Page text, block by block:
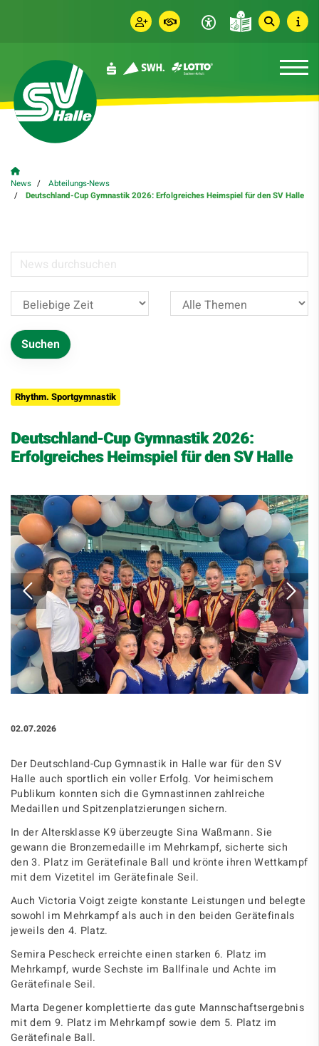
News
Abteilungs-News
Deutschland-Cup Gymnastik 2026: Erfolgreiches Heimspiel für den SV Halle
Rhythm. Sportgymnastik
Deutschland-Cup Gymnastik 2026:
Erfolgreiches Heimspiel für den SV Halle
02.07.2026
Der Deutschland-Cup Gymnastik in Halle war für den SV
Halle auch sportlich ein voller Erfolg. Vor heimischem
Publikum konnten sich die Gymnastinnen zahlreiche
Medaillen und Spitzenplatzierungen sichern.
In derAltersklasse K9 überzeugte Sina Waßmann. Sie
gewann die Bronzemedaille im Mehrkampf, sicherte sich
den3. Platz im Gerätefinale Ball und krönte ihren Wettkampf
mit dem Vizetitel im Gerätefinale Seil.
Auch Victoria Voigtzeigte konstante Leistungen und belegte
sowohl im Mehrkampfals auch in den beiden Gerätefinals
jeweils den 4. Platz.
Semira Pescheck erreichte einen starken 6. Platz im
Mehrkampf, wurdeSechste im Ballfinale und Achte im
Gerätefinale Seil.
Marta Degener komplettierte das gute Mannschaftsergebnis
mit dem 9. Platz im Mehrkampf sowie dem 5. Platz im
Gerätefinale Ball.